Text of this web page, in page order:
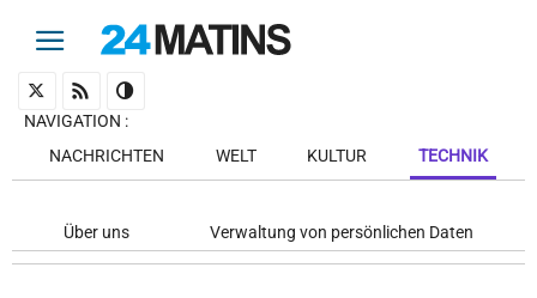
NAVIGATION :
NACHRICHTEN
WELT KULTUR TECHNIK
Über uns Verwaltung von persönlichen Daten